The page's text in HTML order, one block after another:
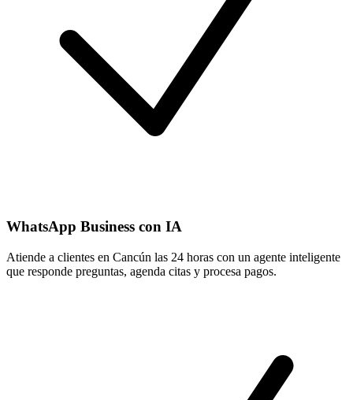
WhatsApp Business con IA
Atiende a clientes en Cancún las 24 horas con un agente inteligente
que responde preguntas, agenda citas y procesa pagos.